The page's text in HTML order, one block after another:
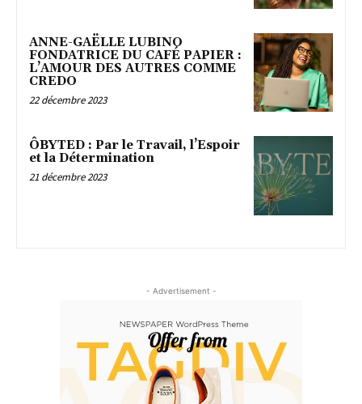
ANNE-GAËLLE LUBINO
FONDATRICE DU CAFÉ PAPIER :
L’AMOUR DES AUTRES COMME
CREDO
22 décembre 2023
ÔBYTED : Par le Travail, l’Espoir
et la Détermination
21 décembre 2023
- Advertisement -